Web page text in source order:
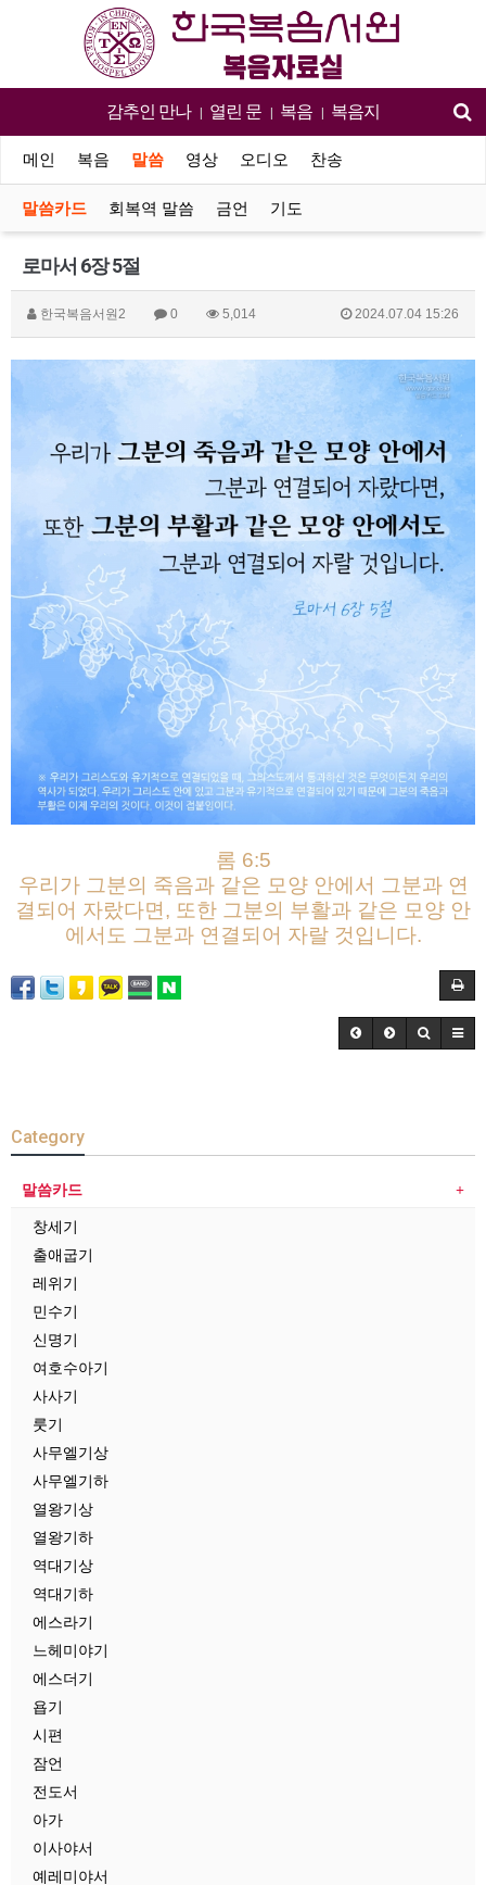
감추인 만나 | 열린 문 | 복음 | 복음지
메인 복음 말씀 영상 오디오 찬송
말씀카드 회복역 말씀 금언 기도
로마서 6장 5절
한국복음서원2 0 5,014 2024.07.04 15:26
롬 6:5
우리가 그분의 죽음과 같은 모양 안에서 그분과 연
결되어 자랐다면, 또한 그분의 부활과 같은 모양 안
에서도 그분과 연결되어 자랄 것입니다.
Category
말씀카드
창세기
출애굽기
레위기
민수기
신명기
여호수아기
사사기
룻기
사무엘기상
사무엘기하
열왕기상
열왕기하
역대기상
역대기하
에스라기
느헤미야기
에스더기
욥기
시편
잠언
전도서
아가
이사야서
예레미야서